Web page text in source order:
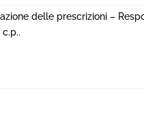
delle prescrizioni –